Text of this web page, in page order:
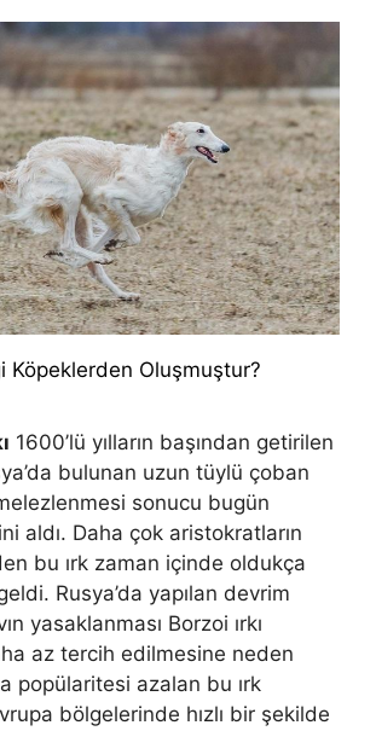
Köpeklerden Oluşmuştur?
1600’lü yılların başından getirilen
bulunan uzun tüylü çoban
sonucu bugün
aldı. Daha çok aristokratların
bu ırk zaman içinde oldukça
Rusya’da yapılan devrim
yasaklanması Borzoi ırkı
az tercih edilmesine neden
popülaritesi azalan bu ırk
bölgelerinde hızlı bir şekilde